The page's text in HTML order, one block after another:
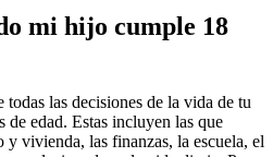
mi hijo cumple 18
las decisiones de la vida de tu
de edad. Estas incluyen las que
vivienda, las finanzas, la escuela, el